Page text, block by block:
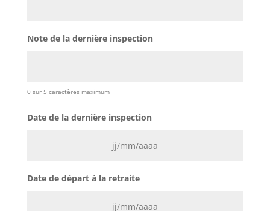
Note de la dernière inspection
0 sur 5 caractères maximum
Date de la dernière inspection
slash
Date de départ à la retraite